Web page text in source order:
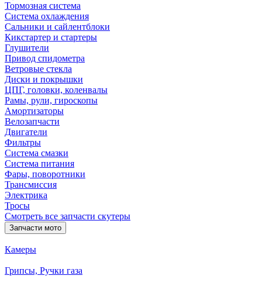
Тормозная система
Система охлаждения
Сальники и сайлентблоки
Кикстартер и стартеры
Глушители
Привод спидометра
Ветровые стекла
Диски и покрышки
ЦПГ, головки, коленвалы
Рамы, рули, гироскопы
Амортизаторы
Велозапчасти
Двигатели
Фильтры
Система смазки
Система питания
Фары, поворотники
Трансмиссия
Электрика
Тросы
Смотреть все запчасти скутеры
Запчасти мото
Камеры
Грипсы, Ручки газа